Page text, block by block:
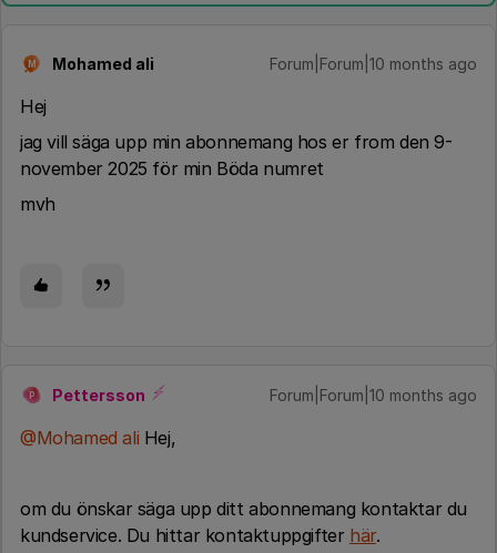
M Mohamed ali Forum|Forum|10 months ago
Hej
jag vill säga upp min abonnemang hos er from den 9-
november 2025 för min Böda numret
mvh
P Pettersson Forum|Forum|10 months ago
@Mohamed ali Hej,
om du önskar säga upp ditt abonnemang kontaktar du
kundservice. Du hittar kontaktuppgifter här.